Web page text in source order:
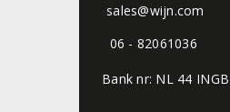
sales@wijn.com
06 - 82061036
Bank nr: NL 44